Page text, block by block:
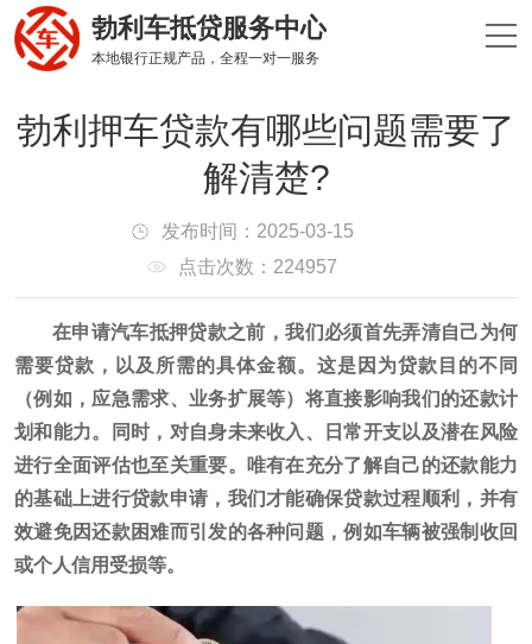
勃利车抵贷服务中心
本地银行正规产品，全程一对一服务
勃利押车贷款有哪些问题需要了
解清楚?
发布时间：2025-03-15
点击次数：224957
在申请汽车抵押贷款之前，我们必须首先弄清自己为何
需要贷款，以及所需的具体金额。这是因为贷款目的不同
（例如，应急需求、业务扩展等）将直接影响我们的还款计
划和能力。同时，对自身未来收入、日常开支以及潜在风险
进行全面评估也至关重要。唯有在充分了解自己的还款能力
的基础上进行贷款申请，我们才能确保贷款过程顺利，并有
效避免因还款困难而引发的各种问题，例如车辆被强制收回
或个人信用受损等。